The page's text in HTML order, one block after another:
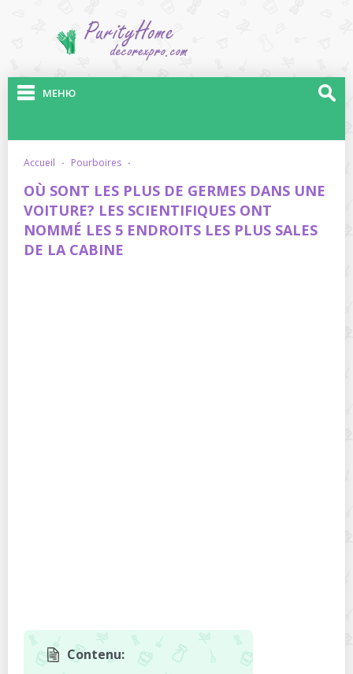
МЕНЮ
accueil · pourboires ·
OÙ SONT LES PLUS DE GERMES DANS UNE
VOITURE? LES SCIENTIFIQUES ONT
NOMMÉ LES 5 ENDROITS LES PLUS SALES
DE LA CABINE
Contenu: